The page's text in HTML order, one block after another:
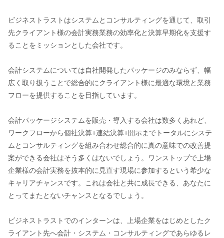
ビジネストラストはシステムとコンサルティングを通じて、取引
先クライアント様の会計実務業務の効率化と決算早期化を支援す
ることをミッションとした会社です。
会計システムについては自社開発したパッケージのみならず、幅
広く取り扱うことで総合的にクライアント様に最適な環境と業務
フローを提供することを目指しています。
会計パッケージシステムを販売・導入する会社は数多くあれど、
ワークフローから個社決算+連結決算+開示までトータルにシステ
ムとコンサルティングを組み合わせ総合的に真の意味での改善提
案ができる会社はそう多くはないでしょう。ワンストップで上場
企業様の会計実務を抜本的に見直す現場に参加するという希少な
キャリアチャンスです。これは会社と共に成長できる、あなたに
とってまたとないチャンスとなるでしょう。
ビジネストラストでのインターンは、上場企業をはじめとしたク
ライアント先へ会計・システム・コンサルティングであらゆるレ